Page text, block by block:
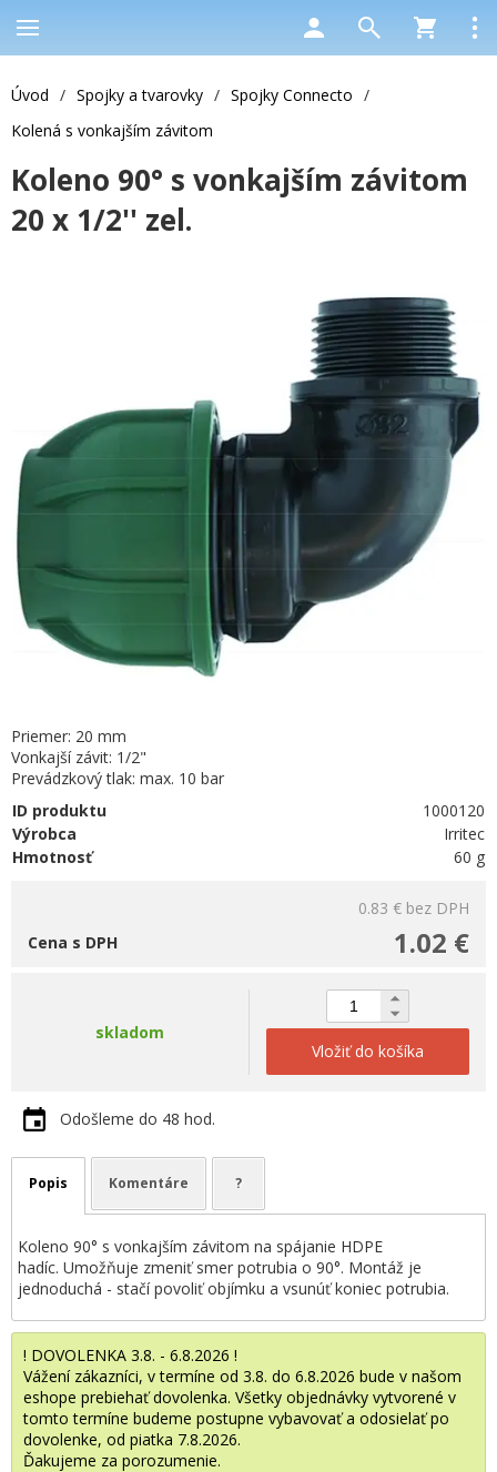
! DOVOLENKA 3.8. - 6.8.2026 !
Vážení zákazníci, v termíne od 3.8. do 6.8.2026 bude v našom
eshope prebiehať dovolenka. Všetky objednávky vytvorené v
tomto termíne budeme postupne vybavovať a odosielať po
dovolenke, od piatka 7.8.2026.
Ďakujeme za porozumenie.
Úvod / Spojky a tvarovky / Spojky Connecto /
Kolená s vonkajším závitom
Koleno 90° s vonkajším závitom
20 x 1/2'' zel.
Priemer: 20 mm
Vonkajší závit: 1/2"
Prevádzkový tlak: max. 10 bar
ID produktu
1000120
Výrobca
Irritec
Hmotnosť
60 g
0.83 € bez DPH
1.02 €
Cena s DPH
skladom
Vložiť do košíka
Odošleme do 48 hod.
Popis Komentáre ?
Koleno 90° s vonkajším závitom na spájanie HDPE
hadíc. Umožňuje zmeniť smer potrubia o 90°. Montáž je
jednoduchá - stačí povoliť objímku a vsunúť koniec potrubia.